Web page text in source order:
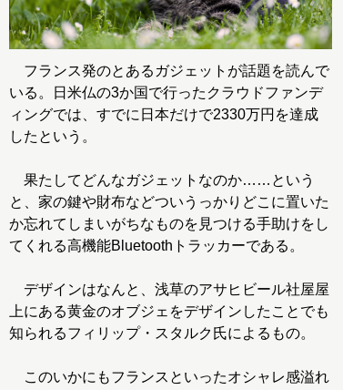
フランス発のとあるガジェットが話題を読んで
いる。日米仏の3か国で行ったクラウドファンデ
ィングでは、すでに日本だけで2330万円を達成
したという。
果たしてどんなガジェットなのか……という
と、家の鍵や財布などついうっかりどこに置いた
か忘れてしまいがちなものを見つける手助けをし
てくれる高機能Bluetoothトラッカーである。
デザインはなんと、浅草のアサヒビール社屋屋
上にある黄金のオブジェをデザインしたことでも
知られるフィリップ・スタルク氏によるもの。
このいかにもフランスといったオシャレ感溢れ